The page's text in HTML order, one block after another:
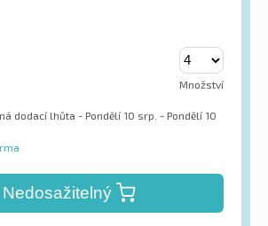
Množství
dodací lhůta - Pondělí 10 srp. - Pondělí 10
Nedosažitelný